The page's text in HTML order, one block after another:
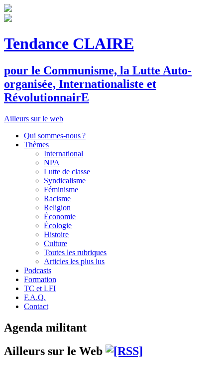
Tendance CLAIRE
pour le Communisme, la Lutte Auto-
organisée, Internationaliste et
RévolutionnairE
Ailleurs sur le web
Qui sommes-nous ?
Thèmes
International
NPA
Lutte de classe
Syndicalisme
Féminisme
Racisme
Religion
Économie
Écologie
Histoire
Culture
Toutes les rubriques
Articles les plus lus
Podcasts
Formation
TC et LFI
F.A.Q.
Contact
Agenda militant
Ailleurs sur le Web